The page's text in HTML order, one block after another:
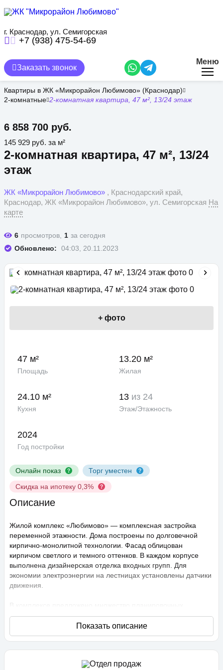
содержанию
г. Краснодар, ул. Семигорская
+7 (938) 475-54-69
Заказать звонок
Меню
Квартиры в ЖК «Микрорайон Любимово» (Краснодар)
2-комнатные 2-комнатная квартира, 47 м², 13/24 этаж
2-комнатная квартира, 47 м², 13/24
этаж
6 858 700 руб.
ЖК «Микрорайон Любимово» , Краснодарский край,
Краснодар, ЖК «Микрорайон Любимово», ул. Семигорская На
карте
145 929 руб. за м²
6 просмотров, 1 за сегодня
Обновлено:
04:03, 20.11.2023
Онлайн показ
Торг уместен
Скидка на ипотеку 0,3%
+ фото
47 м²
Площадь
13.20 м²
Жилая
24.10 м²
Кухня
13 из 24
Этаж/Этажность
2024
Год постройки
Описание
Жилой комплекс «Любимово» — комплексная застройка
переменной этажности. Дома построены по долговечной
кирпично-монолитной технологии. Фасад облицован
кирпичом светлого и темного оттенков. В каждом корпусе
выполнена дизайнерская отделка входных групп. Для
экономии электроэнергии на лестницах установлены датчики
движения.
В комплексе предложено множество планировочных
решений: в наличии квартиры, как классического типа, так и
европланировки. Они сдаются с подчистовой отделкой,
высота потолков составляет 2,75 метра. В квартирах